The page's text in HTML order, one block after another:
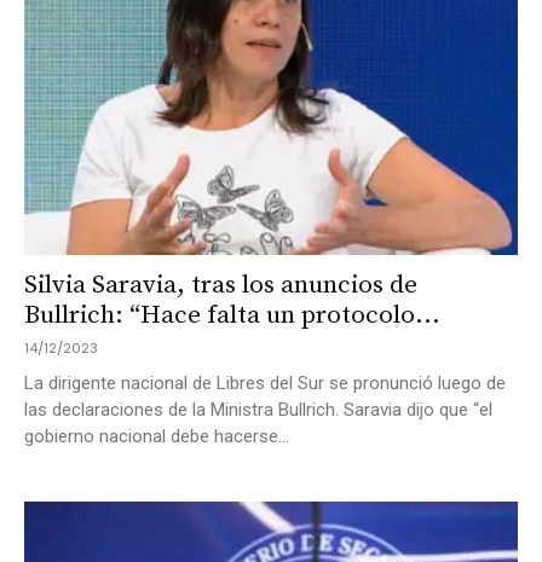
Silvia Saravia, tras los anuncios de
Bullrich: “Hace falta un protocolo...
14/12/2023
La dirigente nacional de Libres del Sur se pronunció luego de
las declaraciones de la Ministra Bullrich. Saravia dijo que “el
gobierno nacional debe hacerse...